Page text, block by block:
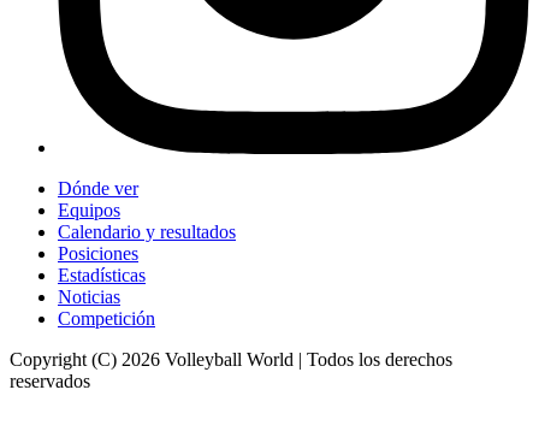
Dónde ver
Equipos
Calendario y resultados
Posiciones
Estadísticas
Noticias
Competición
Copyright (C) 2026 Volleyball World | Todos los derechos
reservados